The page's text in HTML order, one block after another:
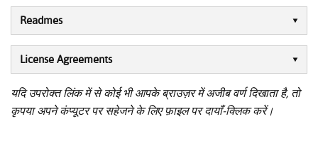
Readmes
License Agreements
यदि उपरोक्त लिंक में से कोई भी आपके ब्राउज़र में अजीब वर्ण दिखाता है, तो
कृपया अपने कंप्यूटर पर सहेजने के लिए फ़ाइल पर दायाँ-क्लिक करें।